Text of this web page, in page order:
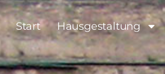
Start Hausgestaltung